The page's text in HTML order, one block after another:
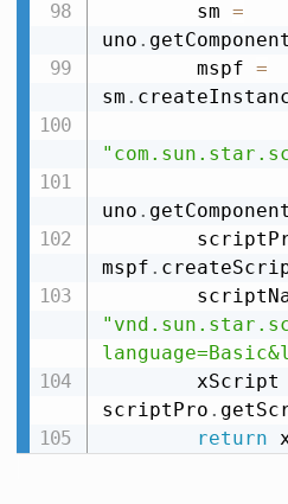
        sm
=
uno .
        mspf
=
sm .
uno .
mspf .
        xScript
scriptPro .
return